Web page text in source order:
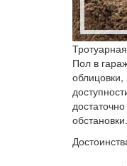
Пол в
обстановки.